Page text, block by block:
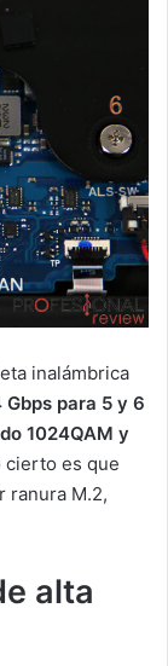
inalámbrica
Gbps para 5 y 6
1024QAM y
cierto es que
ranura M.2,
alta